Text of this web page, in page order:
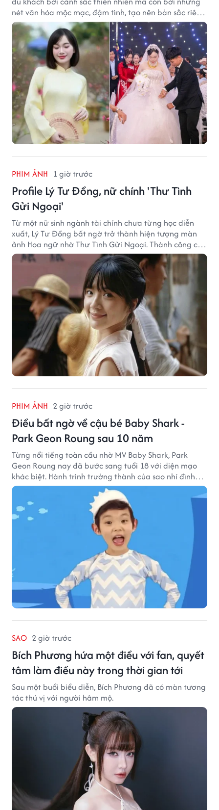
nét văn hóa mộc mạc, đậm tình, tạo nên bản sắc riêng
của vùng đất xứ Nghệ.
PHIM ẢNH 1 giờ trước
Profile Lý Tư Đồng, nữ chính 'Thư Tình
Gửi Ngoại'
Từ một nữ sinh ngành tài chính chưa từng học diễn
xuất, Lý Tư Đồng bất ngờ trở thành hiện tượng màn
ảnh Hoa ngữ nhờ Thư Tình Gửi Ngoại. Thành công của
bộ phim doanh thu hơn 8.100 tỷ đồng đã mở ra bước
ngoặt lớn trong cuộc đời cô gái sinh năm 2004.
PHIM ẢNH 2 giờ trước
Điều bất ngờ về cậu bé Baby Shark -
Park Geon Roung sau 10 năm
Từng nổi tiếng toàn cầu nhờ MV Baby Shark, Park
Geon Roung nay đã bước sang tuổi 18 với diện mạo
khác biệt. Hành trình trưởng thành của sao nhí đình
đám một thời đang thu hút sự quan tâm của nhiều
SAO 2 giờ trước
Bích Phương hứa một điều với fan, quyết
tâm làm điều này trong thời gian tới
Sau một buổi biểu diễn, Bích Phương đã có màn tương
tác thú vị với người hâm mộ.